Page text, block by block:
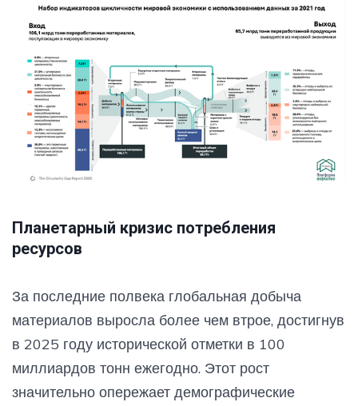
Планетарный кризис потребления
ресурсов
За последние полвека глобальная добыча
материалов выросла более чем втрое, достигнув
в 2025 году исторической отметки в 100
миллиардов тонн ежегодно. Этот рост
значительно опережает демографические